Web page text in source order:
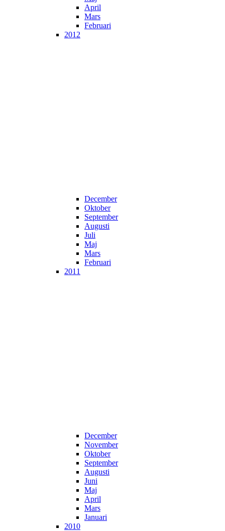
April
Mars
Februari
2012
December
Oktober
September
Augusti
Juli
Maj
Mars
Februari
2011
December
November
Oktober
September
Augusti
Juni
Maj
April
Mars
Januari
2010